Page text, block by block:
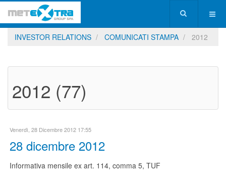
INVESTOR RELATIONS COMUNICATI STAMPA 2012
2012 (77)
Venerdì, 28 Dicembre 2012 17:55
28 dicembre 2012
Informativa mensile ex art. 114, comma 5, TUF